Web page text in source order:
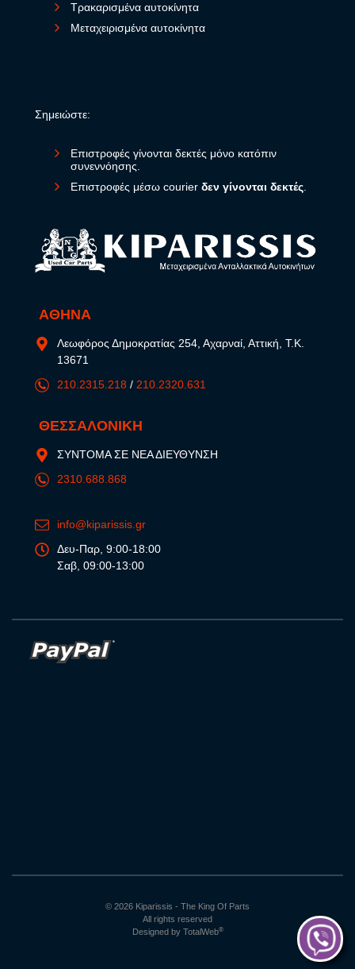
Τρακαρισμένα αυτοκίνητα
Μεταχειρισμένα αυτοκίνητα
Σημειώστε:
Επιστροφές γίνονται δεκτές μόνο κατόπιν
συνεννόησης.
Επιστροφές μέσω courier δεν γίνονται δεκτές
ΑΘΗΝΑ
Λεωφόρος Δημοκρατίας 254, Αχαρναί, Αττική, Τ.Κ.
13671
210.2315.218 / 210.2320.631
ΘΕΣΣΑΛΟΝΙΚΗ
ΣΥΝΤΟΜΑ ΣΕ ΝΕΑ ΔΙΕΥΘΥΝΣΗ
2310.688.868
info@kiparissis.gr
Δευ-Παρ, 9:00-18:00
Σαβ, 09:00-13:00
© 2026 Kiparissis - The King Of Parts
All rights reserved
Designed by TotalWeb®